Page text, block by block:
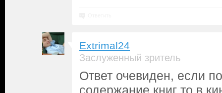
Extrimal24
Заслуженный зритель
Ответ очевиден, если
содержание книг то в